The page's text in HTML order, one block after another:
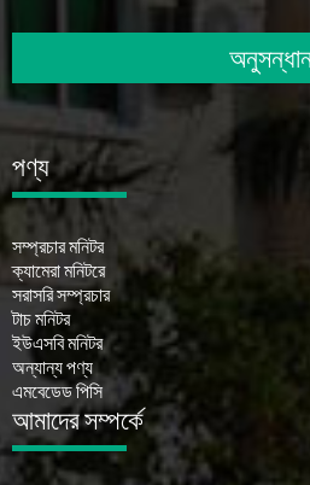
পণ্য
সম্প্রচার মনিটর
ক্যামেরা মনিটরে
সরাসরি সম্প্রচার
টাচ মনিটর
ইউএসবি মনিটর
অন্যান্য পণ্য
এমবেডেড পিসি
আমাদের সম্পর্কে